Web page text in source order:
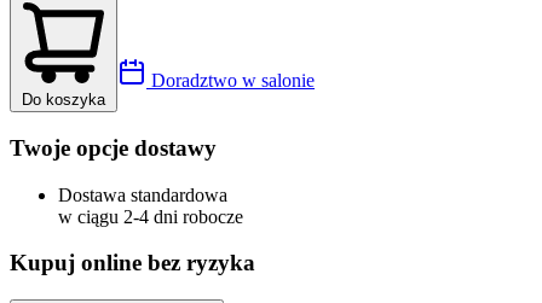
Do koszyka
Doradztwo w salonie
Twoje opcje dostawy
Dostawa standardowa
w ciągu 2-4 dni robocze
Kupuj online bez ryzyka